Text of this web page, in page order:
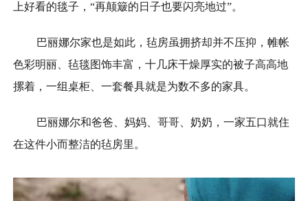
上好看的毯子，“再颠簸的日子也要闪亮地过”。
巴丽娜尔家也是如此，毡房虽拥挤却并不压抑，帷帐
色彩明丽、毡毯图饰丰富，十几床干燥厚实的被子高高地
摞着，一组桌柜、一套餐具就是为数不多的家具。
巴丽娜尔和爸爸、妈妈、哥哥、奶奶，一家五口就住
在这件小而整洁的毡房里。